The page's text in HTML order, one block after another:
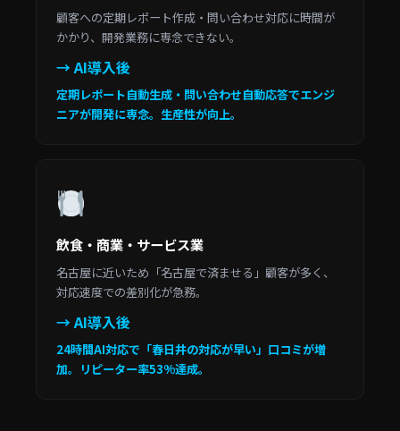
顧客への定期レポート作成・問い合わせ対応に時間が
かかり、開発業務に専念できない。
→ AI導入後
定期レポート自動生成・問い合わせ自動応答でエンジ
ニアが開発に専念。生産性が向上。
飲食・商業・サービス業
名古屋に近いため「名古屋で済ませる」顧客が多く、
対応速度での差別化が急務。
→ AI導入後
24時間AI対応で「春日井の対応が早い」口コミが増
加。リピーター率53%達成。